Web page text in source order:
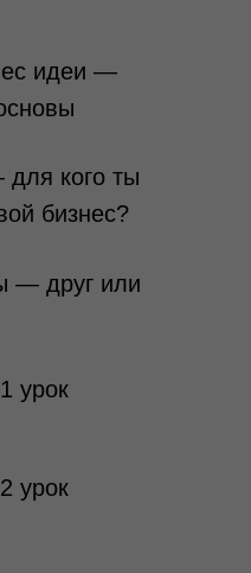
идеи —
кого ты
бизнес?
— друг или
урок
урок